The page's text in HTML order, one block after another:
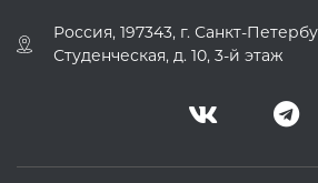
Россия, 197343, г. Санкт-
Студенческая, д. 10, 3-й этаж